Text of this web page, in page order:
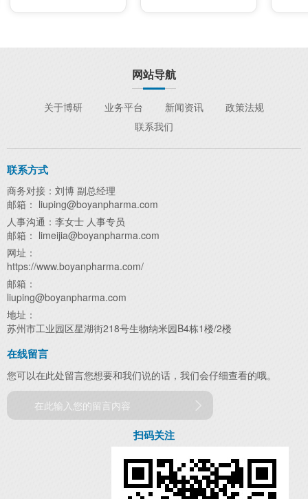
网站导航
关于博研 业务平台 新闻资讯
政策法规
联系我们
联系方式
商务对接：刘博 副总经理
邮箱： liuping@boyanpharma.com
人事沟通：李女士 人事专员
邮箱： limeijia@boyanpharma.com
网址：
https://www.boyanpharma.com/
邮箱：
liuping@boyanpharma.com
地址：
苏州市工业园区星湖街218号生物纳米园B4栋1楼/2楼
扫码关注
在线留言
您可以在此处留言您想要和我们说的话，我们会仔细查看的哦。
在此输入您的留言内容